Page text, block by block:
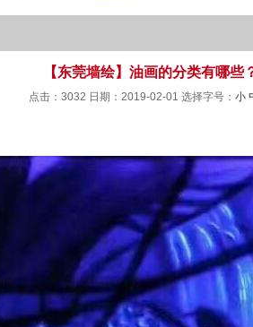
【东莞墙绘】油画的分类有哪些
点击：3032 日期：2019-02-01 选择字号： 小